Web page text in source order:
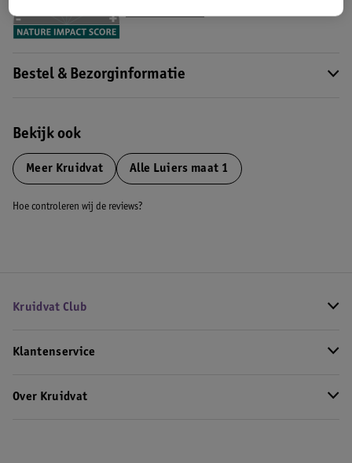
Bestel & Bezorginformatie
Bekijk ook
Meer Kruidvat Alle Luiers maat 1
Hoe controleren wij de reviews?
Kruidvat Club
Klantenservice
Over Kruidvat